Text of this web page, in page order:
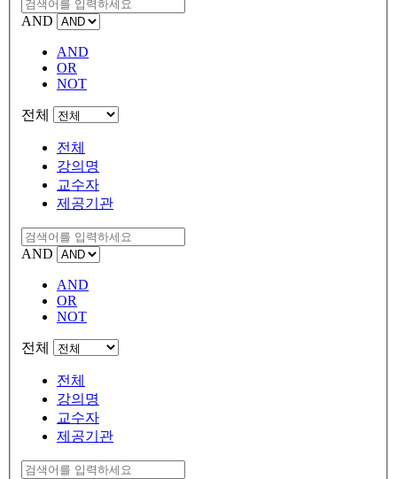
AND
AND
OR
NOT
전체
전체
강의명
교수자
제공기관
AND
AND
OR
NOT
전체
전체
강의명
교수자
제공기관